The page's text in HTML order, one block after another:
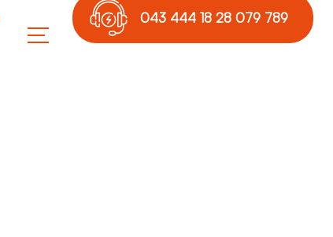
043 444 18 28 079 789